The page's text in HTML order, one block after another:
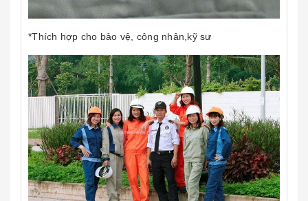
*Thích hợp cho bảo vệ, công nhân,kỹ sư